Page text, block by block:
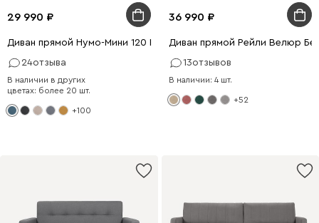
29 990
Диван прямой Нумо-Мини 120 Рогожка Голубой
24отзыва
В наличии в других
цветах: более 20 шт.
+100
36 990
Диван прямой Рейли Велюр
13отзывов
В наличии: 4 шт.
+52